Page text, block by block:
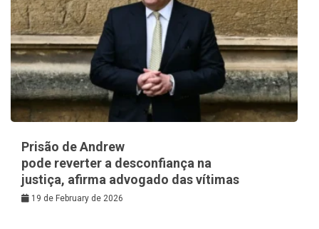
Prisão de Andrew
pode reverter a desconfiança na
justiça, afirma advogado das vítimas
19 de February de 2026